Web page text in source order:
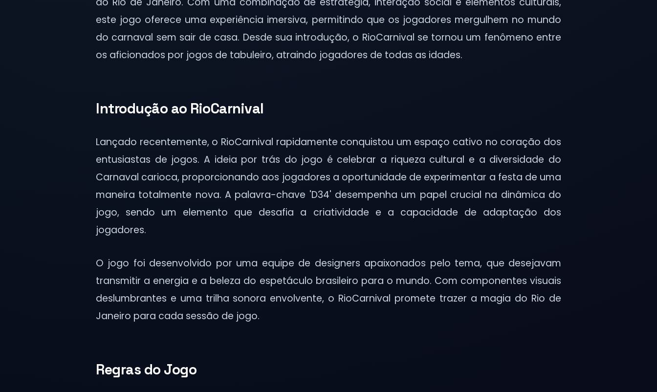
este jogo oferece uma experiência imersiva, permitindo que os jogadores mergulhem no mundo
do carnaval sem sair de casa. Desde sua introdução, o RioCarnival se tornou um fenômeno entre
os aficionados por jogos de tabuleiro, atraindo jogadores de todas as idades.
Introdução ao RioCarnival
Lançado recentemente, o RioCarnival rapidamente conquistou um espaço cativo no coração dos
entusiastas de jogos. A ideia por trás do jogo é celebrar a riqueza cultural e a diversidade do
Carnaval carioca, proporcionando aos jogadores a oportunidade de experimentar a festa de uma
maneira totalmente nova. A palavra-chave 'D34' desempenha um papel crucial na dinâmica do
jogo, sendo um elemento que desafia a criatividade e a capacidade de adaptação dos
jogadores.
O jogo foi desenvolvido por uma equipe de designers apaixonados pelo tema, que desejavam
transmitir a energia e a beleza do espetáculo brasileiro para o mundo. Com componentes visuais
deslumbrantes e uma trilha sonora envolvente, o RioCarnival promete trazer a magia do Rio de
Janeiro para cada sessão de jogo.
Regras do Jogo